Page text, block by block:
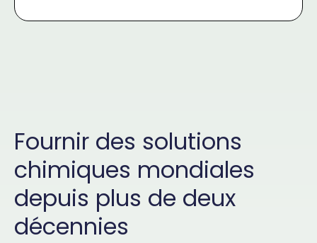
Fournir des solutions
chimiques mondiales
depuis plus de deux
décennies